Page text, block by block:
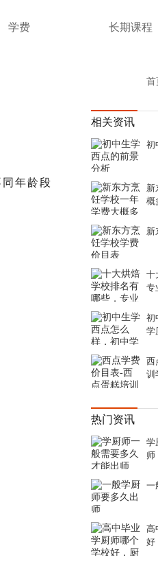
学费 长期课程
首
年龄段
相关资讯
初
新
概
新
十
专
初
学
西
训
热门资讯
学
师
一
高
好